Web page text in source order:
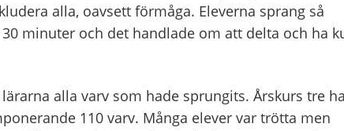
alla, oavsett förmåga. Eleverna sprang så
minuter och det handlade om att delta och ha
alla varv som hade sprungits. Årskurs tre
110 varv. Många elever var trötta men